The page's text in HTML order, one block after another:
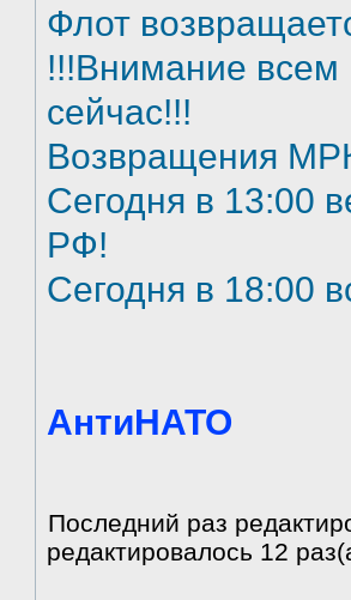
Флот
!!!Внимание
сейчас!!!
Возвращения
Сегодня в 13:00
РФ!
Сегодня в 18:00
АнтиНАТО
Последний раз
редактировалось 12